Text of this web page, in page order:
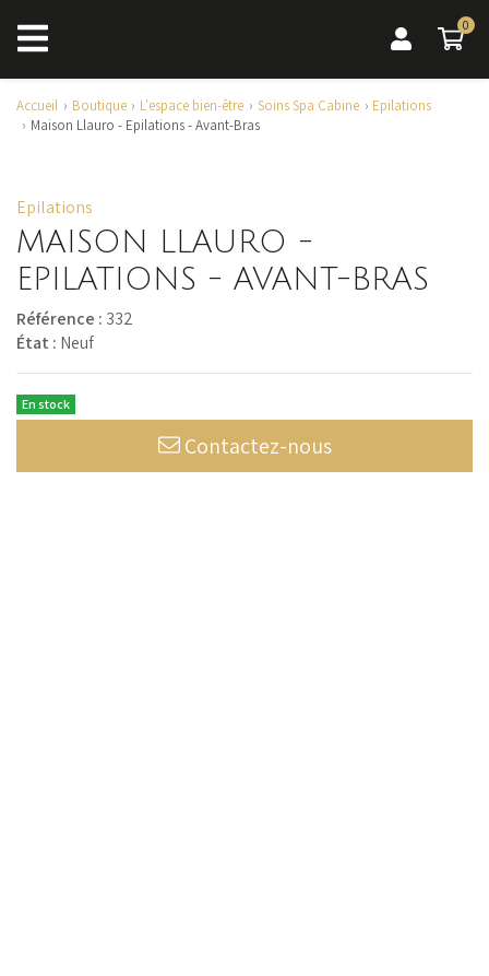
0
0
Accueil Boutique L'espace bien-être Soins Spa Cabine
Epilations
Maison Llauro - Epilations - Avant-Bras
Epilations
MAISON LLAURO -
EPILATIONS - AVANT-BRAS
Référence : 332
État : Neuf
En stock
Contactez-nous